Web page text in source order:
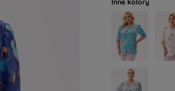
Inne kolory